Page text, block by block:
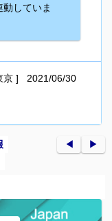
していま
京 ] 2021/06/30
◀︎ ▶︎